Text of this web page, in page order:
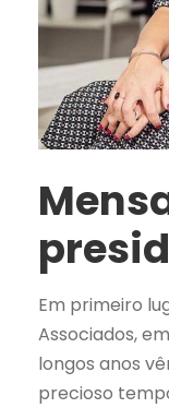
Em primeiro
Associados,
longos anos
precioso